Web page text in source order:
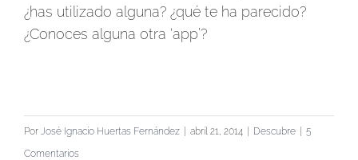
¿has utilizado alguna? ¿qué te ha parecido?
¿Conoces alguna otra ‘app’?
Por José Ignacio Huertas Fernández abril 21, 2014 Descubre
5
Comentarios